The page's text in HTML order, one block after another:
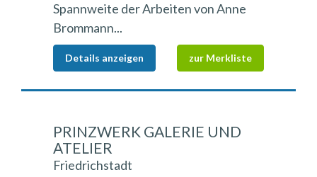
Spannweite der Arbeiten von Anne
Brommann...
Details anzeigen zur Merkliste
PRINZWERK GALERIE UND
ATELIER
Friedrichstadt